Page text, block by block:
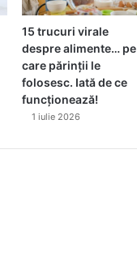
15 trucuri virale
despre alimente… pe
care părinții le
folosesc. Iată de ce
funcționează!
1 iulie 2026